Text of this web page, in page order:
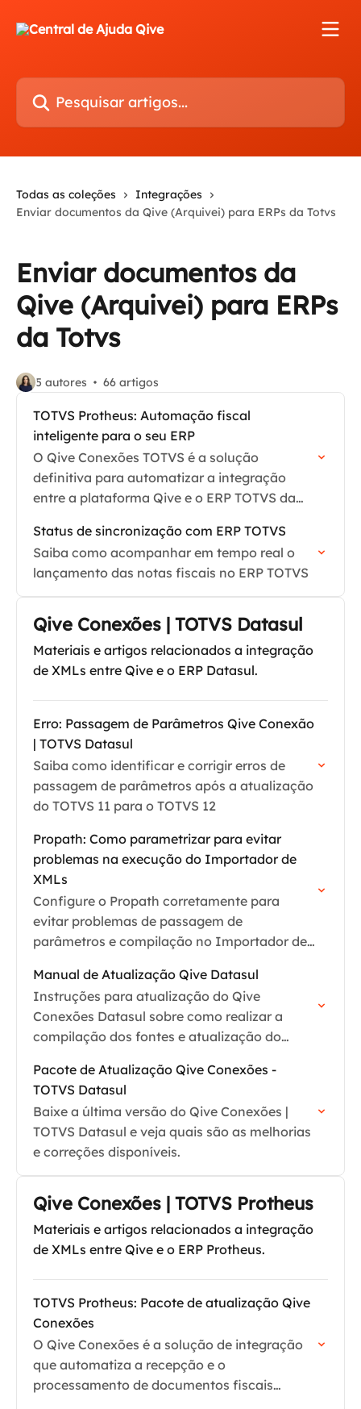
Pesquisar artigos...
Todas as coleções
Integrações
Enviar documentos da Qive (Arquivei) para ERPs da Totvs
Enviar documentos da
Qive (Arquivei) para ERPs
da Totvs
5 autores 66 artigos
TOTVS Protheus: Automação fiscal
inteligente para o seu ERP
O Qive Conexões TOTVS é a solução
definitiva para automatizar a integração
entre a plataforma Qive e o ERP TOTVS da
Status de sincronização com ERP TOTVS
Saiba como acompanhar em tempo real o
lançamento das notas fiscais no ERP TOTVS
Qive Conexões | TOTVS Datasul
Materiais e artigos relacionados a integração
de XMLs entre Qive e o ERP Datasul.
Erro: Passagem de Parâmetros Qive Conexão
| TOTVS Datasul
Saiba como identificar e corrigir erros de
passagem de parâmetros após a atualização
do TOTVS 11 para o TOTVS 12
Propath: Como parametrizar para evitar
problemas na execução do Importador de
XMLs
Configure o Propath corretamente para
evitar problemas de passagem de
parâmetros e compilação no Importador de
Manual de Atualização Qive Datasul
Instruções para atualização do Qive
Conexões Datasul sobre como realizar a
compilação dos fontes e atualização do
Pacote de Atualização Qive Conexões -
TOTVS Datasul
Baixe a última versão do Qive Conexões |
TOTVS Datasul e veja quais são as melhorias
e correções disponíveis.
Qive Conexões | TOTVS Protheus
Materiais e artigos relacionados a integração
de XMLs entre Qive e o ERP Protheus.
TOTVS Protheus: Pacote de atualização Qive
Conexões
O Qive Conexões é a solução de integração
que automatiza a recepção e o
processamento de documentos fiscais